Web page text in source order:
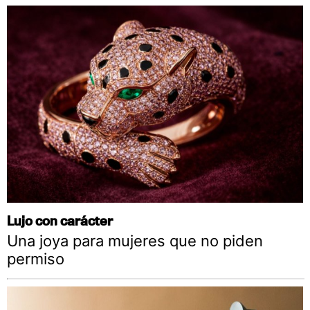
Lujo con carácter
Una joya para mujeres que no piden
permiso